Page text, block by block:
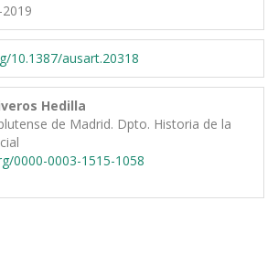
10.1387/ausart.20318
Hedilla
de Madrid. Dpto. Historia de la
0000-0003-1515-1058